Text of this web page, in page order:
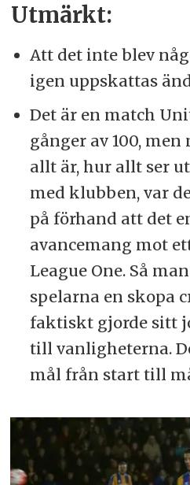
Utmärkt:
Att det inte blev
igen uppskattas
Det är en match
gånger av 100,
allt är, hur allt ser
med klubben, var
på förhand att det
avancemang mot
League One. Så
spelarna en skopa
faktiskt gjorde sitt
till vanligheterna.
mål från start till